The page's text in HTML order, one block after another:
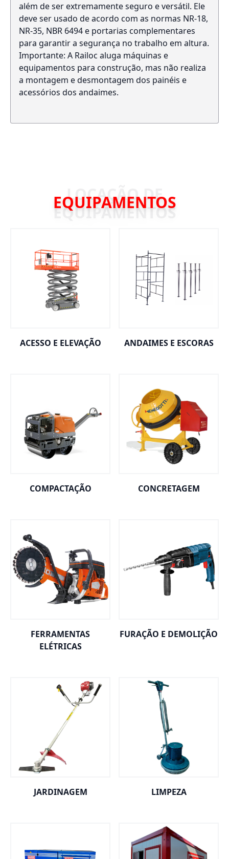
além de ser extremamente seguro e versátil. Ele
deve ser usado de acordo com as normas NR-18,
NR-35, NBR 6494 e portarias complementares
para garantir a segurança no trabalho em altura.
Importante: A Railoc aluga máquinas e
equipamentos para construção, mas não realiza
a montagem e desmontagem dos painéis e
acessórios dos andaimes.
EQUIPAMENTOS
ACESSO E ELEVAÇÃO ANDAIMES E ESCORAS
COMPACTAÇÃO CONCRETAGEM
FERRAMENTAS
ELÉTRICAS
FURAÇÃO E DEMOLIÇÃO
JARDINAGEM LIMPEZA